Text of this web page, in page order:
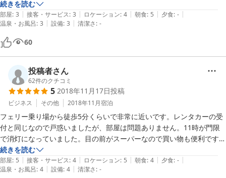
また福江島に行くときは利用させていただきます(^^)
お世話になりました。
続きを読む
部屋: 3 | 接客・サービス: 3 | ロケーション: 4 | 朝食: 5 | 夕食: - |
温泉・お風呂: 3 | 設備: 3 | 清潔さ: -
60
投稿者さん
62件のクチコミ
5 2018年11月17日投稿
ビジネス その他 2018年11月宿泊
フェリー乗り場から徒歩5分くらいで非常に近いです。レンタカーの受
付と同じなので戸惑いましたが、部屋は問題ありません。11時が門限
で消灯になっていました。目の前がスーパーなので買い物も便利です。
定食や寿司や居酒屋なの徒歩圏内にあります。朝食は和食、洋食、カレ
ーの中から前日に選択します。和食を食べましたが、朝カレーもおいし
そうでした。
続きを読む
部屋: 5 | 接客・サービス: 4 | ロケーション: 5 | 朝食: 4 | 夕食: - |
温泉・お風呂: 4 | 設備: 4 | 清潔さ: -